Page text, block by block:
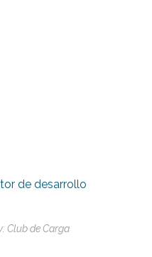
de desarrollo
Club de Carga